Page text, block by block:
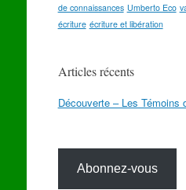
de connaissances Umberto Eco
écriture écriture et libération
Articles récents
Découverte – Les Témoins
Abonnez-vous